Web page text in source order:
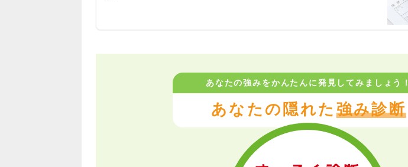
あなたの強みをかんたんに発見してみましょう！
あなたの隠れた強み診断